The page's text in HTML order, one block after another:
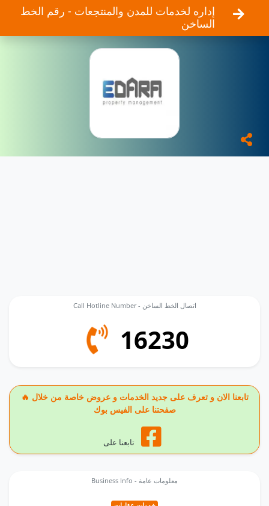
إداره لخدمات للمدن والمنتجعات - رقم الخط
الساخن
Call Hotline Number - اتصال الخط الساخن
16230
🔥 تابعنا الان و تعرف على جديد الخدمات و عروض خاصة من خلال
صفحتنا على الفيس بوك
تابعنا على
Business Info - معلومات عامة